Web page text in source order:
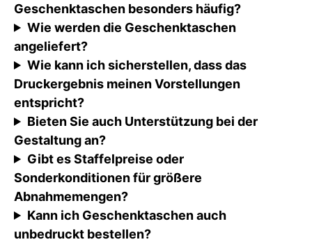
Geschenktaschen besonders häufig?
Wie werden die Geschenktaschen
angeliefert?
Wie kann ich sicherstellen, dass das
Druckergebnis meinen Vorstellungen
entspricht?
Bieten Sie auch Unterstützung bei der
Gestaltung an?
Gibt es Staffelpreise oder
Sonderkonditionen für größere
Abnahmemengen?
Kann ich Geschenktaschen auch
unbedruckt bestellen?